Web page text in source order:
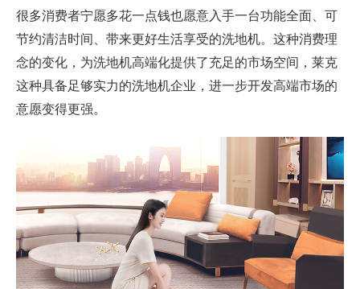
很多消费者宁愿多花一点钱也愿意入手一台功能全面、可
节约清洁时间、带来更好生活享受的洗地机。这种消费理
念的变化，为洗地机高端化提供了充足的市场空间，莱克
这种具备足够实力的洗地机企业，进一步开发高端市场的
意愿变得更强。